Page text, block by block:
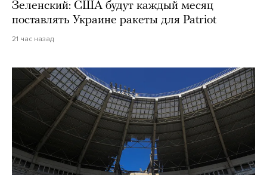
Зеленский: США будут каждый месяц
поставлять Украине ракеты для Patriot
21 час назад